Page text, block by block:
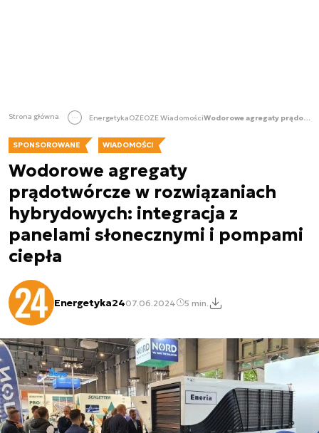
Strona główna EnergetykaOZEOZE Wiadomości Wodorowe agregaty prądotwórcze w rozwiązaniach hybrydowych: integracja z panelami słonecznymi i pompami ciepła
SPONSOROWANE WIADOMOŚCI
Wodorowe agregaty
prądotwórcze w rozwiązaniach
hybrydowych: integracja z
panelami słonecznymi i pompami
ciepła
Energetyka2407.06.2024 5 min.